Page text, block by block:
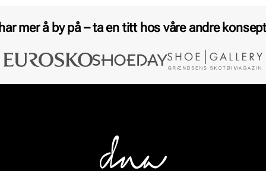
mer å by på – ta en titt hos våre andre